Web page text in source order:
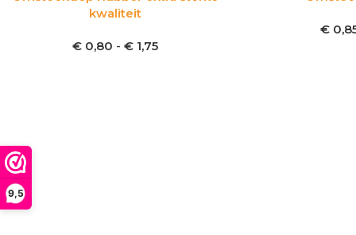
9,5
kwaliteit
€ 0,80 - € 1,75
€